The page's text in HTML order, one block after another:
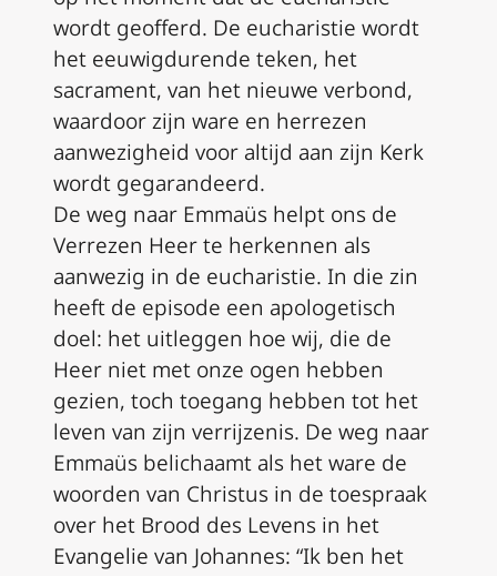
wordt geofferd. De eucharistie wordt
het eeuwigdurende teken, het
sacrament, van het nieuwe verbond,
waardoor zijn ware en herrezen
aanwezigheid voor altijd aan zijn Kerk
wordt gegarandeerd.
De weg naar Emmaüs helpt ons de
Verrezen Heer te herkennen als
aanwezig in de eucharistie. In die zin
heeft de episode een apologetisch
doel: het uitleggen hoe wij, die de
Heer niet met onze ogen hebben
gezien, toch toegang hebben tot het
leven van zijn verrijzenis. De weg naar
Emmaüs belichaamt als het ware de
woorden van Christus in de toespraak
over het Brood des Levens in het
Evangelie van Johannes: “Ik ben het